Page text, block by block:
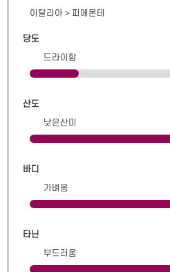
이탈리아 > 피에몬테
당도
드라이함
산도
낮은산미
바디
가벼움
타닌
부드러움